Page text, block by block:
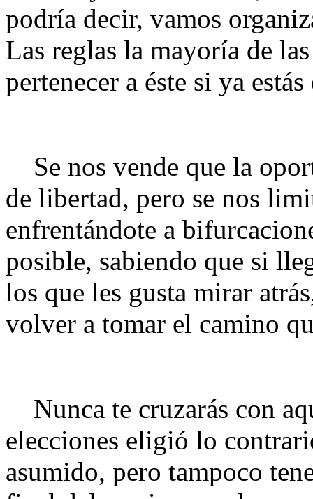
podría decir, vamos
Las reglas la mayoría de
pertenecer a éste si ya
Se nos vende que la
de libertad, pero se nos
enfrentándote a
posible, sabiendo que si
los que les gusta mirar
volver a tomar el camino
Nunca te cruzarás con
elecciones eligió lo
asumido, pero tampoco